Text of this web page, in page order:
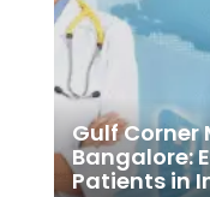
Gulf Corner
Bangalore:
Patients in